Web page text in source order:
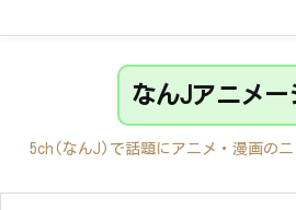
なんJアニメー
5ch(なんJ)で話題にアニメ・漫画の